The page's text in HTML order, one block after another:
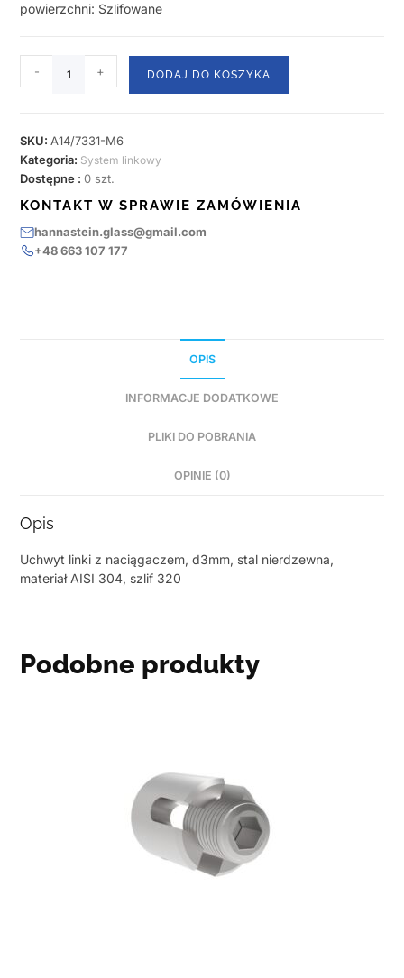
powierzchni: Szlifowane
- + DODAJ DO KOSZYKA
SKU: A14/7331-M6
Kategoria: System linkowy
Dostępne :0 szt.
KONTAKT W SPRAWIE ZAMÓWIENIA
hannastein.glass@gmail.com
+48 663 107 177
OPIS
INFORMACJE DODATKOWE
PLIKI DO POBRANIA
OPINIE (0)
Opis
Uchwyt linki z naciągaczem, d3mm, stal nierdzewna,
materiał AISI 304, szlif 320
Podobne produkty